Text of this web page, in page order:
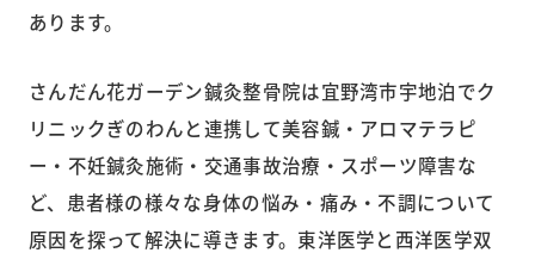
あります。
さんだん花ガーデン鍼灸整骨院は宜野湾市宇地泊でク
リニックぎのわんと連携して美容鍼・アロマテラピ
ー・不妊鍼灸施術・交通事故治療・スポーツ障害な
ど、患者様の様々な身体の悩み・痛み・不調について
原因を探って解決に導きます。東洋医学と西洋医学双